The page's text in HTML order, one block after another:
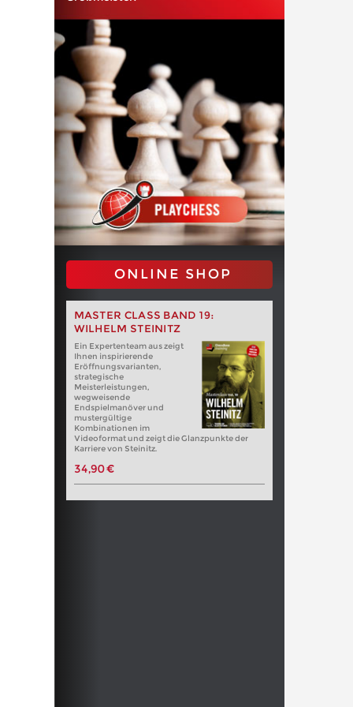
ONLINE SHOP
MASTER CLASS BAND 19:
WILHELM STEINITZ
Ein Expertenteam aus zeigt
Ihnen inspirierende
Eröffnungsvarianten,
strategische
Meisterleistungen,
wegweisende
Endspielmanöver und
mustergültige
Kombinationen im
Videoformat und zeigt die Glanzpunkte der
Karriere von Steinitz.
34,90 €